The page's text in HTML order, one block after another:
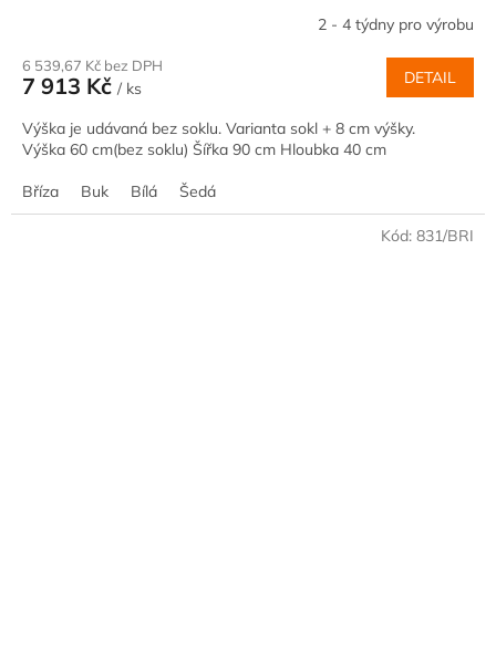
2 - 4 týdny pro výrobu
6 539,67 Kč bez DPH
7 913 Kč / ks
DETAIL
Výška je udávaná bez soklu. Varianta sokl + 8 cm výšky.
Výška 60 cm(bez soklu) Šířka 90 cm Hloubka 40 cm
Bříza Buk Bílá Šedá
Kód: 831/BRI